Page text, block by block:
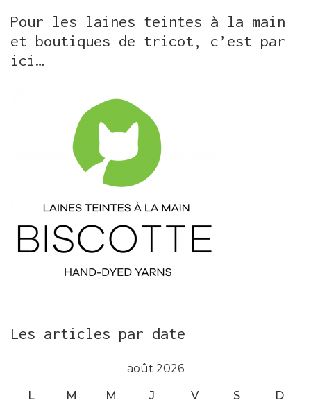
Pour les laines teintes à la main
et boutiques de tricot, c’est par
ici…
Les articles par date
août 2026
L M M J V S D